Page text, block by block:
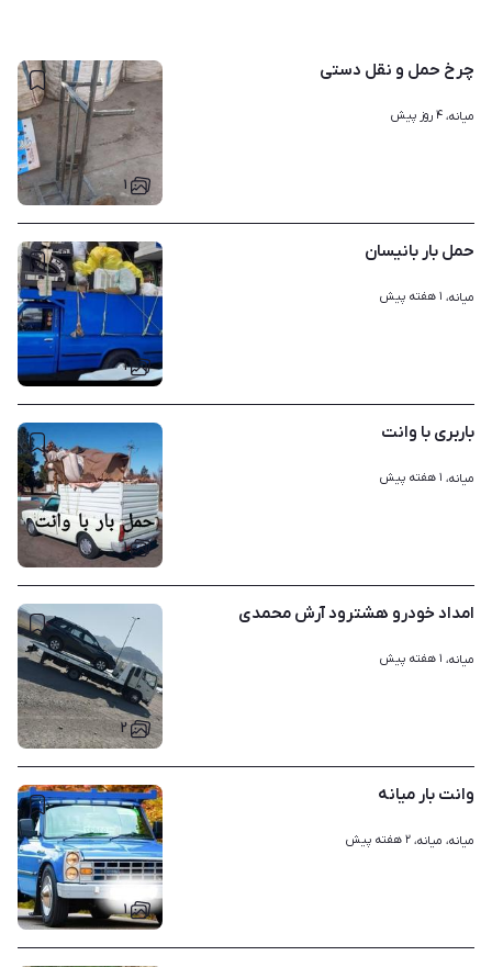
۱
چرخ حمل و نقل دستی
میانه، ۴ روز پیش
۱
حمل بار بانیسان
میانه، ۱ هفته پیش
۱
باربری با وانت
میانه، ۱ هفته پیش
۲
امداد خودرو هشترود آرش محمدی
میانه، ۱ هفته پیش
۱
وانت بار میانه
میانه، میانه، ۲ هفته پیش